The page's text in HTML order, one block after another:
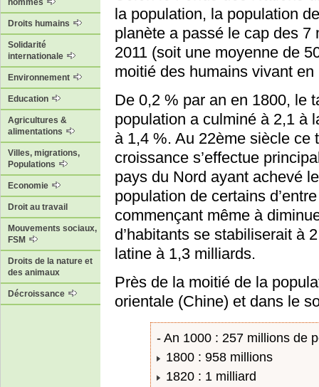
hommes
Droits humains
Solidarité
internationale
Environnement
Education
Agricultures &
alimentations
Villes, migrations,
Populations
Economie
Droit au travail
Mouvements sociaux,
FSM
Droits de la nature et
des animaux
Décroissance
la population, la population
planète a passé le cap des
2011 (soit une moyenne de
moitié des humains vivant
De 0,2 % par an en 1800, le
population a culminé à 2,1 à
à 1,4 %. Au 22ème siècle ce
croissance s’effectue
pays du Nord ayant achevé
population de certains
commençant même à
d’habitants se stabiliserait à
latine à 1,3 milliards.
Près de la moitié de la
orientale (Chine) et dans le
- An 1000 : 257 millions de
1800 : 958 millions
1820 : 1 milliard